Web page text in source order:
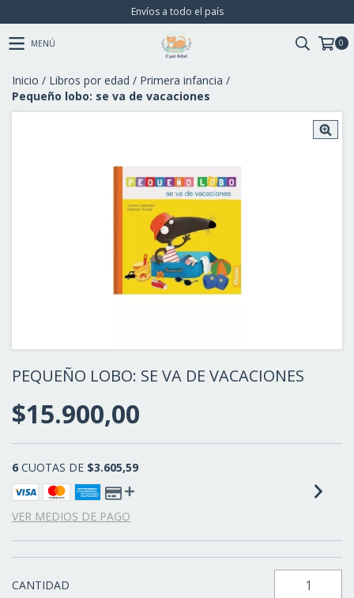
Envíos a todo el país
MENÚ 0
Inicio / Libros por edad / Primera infancia /
Pequeño lobo: se va de vacaciones
PEQUEÑO LOBO: SE VA DE VACACIONES
$15.900,00
6 CUOTAS DE $3.605,59
VER MEDIOS DE PAGO
CANTIDAD